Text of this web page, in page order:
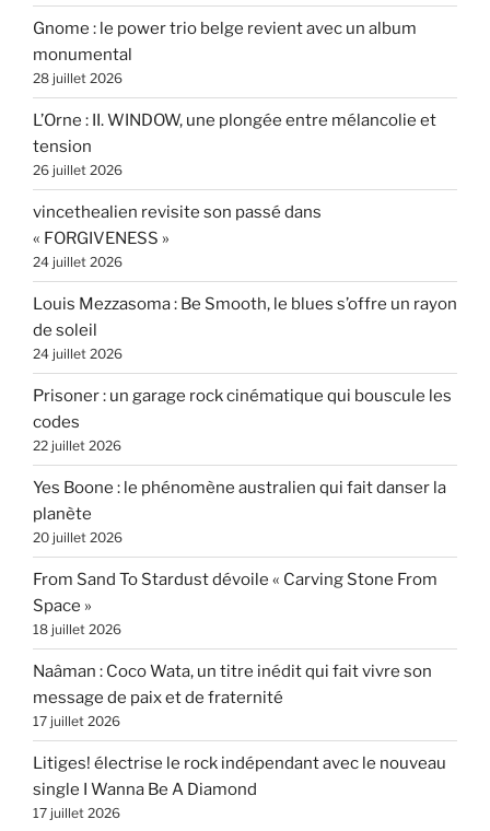
Gnome : le power trio belge revient avec un album
monumental
28 juillet 2026
L’Orne : II. WINDOW, une plongée entre mélancolie et
tension
26 juillet 2026
vincethealien revisite son passé dans
« FORGIVENESS »
24 juillet 2026
Louis Mezzasoma : Be Smooth, le blues s’offre un rayon
de soleil
24 juillet 2026
Prisoner : un garage rock cinématique qui bouscule les
codes
22 juillet 2026
Yes Boone : le phénomène australien qui fait danser la
planète
20 juillet 2026
From Sand To Stardust dévoile « Carving Stone From
Space »
18 juillet 2026
Naâman : Coco Wata, un titre inédit qui fait vivre son
message de paix et de fraternité
17 juillet 2026
Litiges! électrise le rock indépendant avec le nouveau
single I Wanna Be A Diamond
17 juillet 2026